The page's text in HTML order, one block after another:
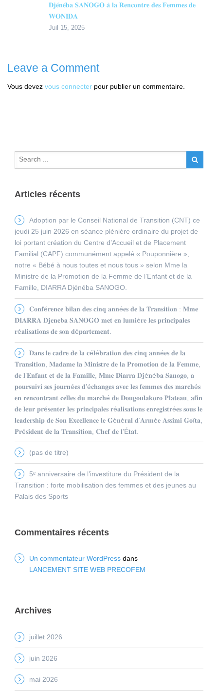
𝐃𝐣𝐞́𝐧𝐞́𝐛𝐚 𝐒𝐀𝐍𝐎𝐆𝐎 𝐚̀ 𝐥𝐚 𝐑𝐞𝐧𝐜𝐨𝐧𝐭𝐫𝐞 𝐝𝐞𝐬 𝐅𝐞𝐦𝐦𝐞𝐬 𝐝𝐞
𝐖𝐎𝐍𝐈𝐃𝐀
Juil 15, 2025
Leave a Comment
Vous devez vous connecter pour publier un commentaire.
Articles récents
Adoption par le Conseil National de Transition (CNT) ce
jeudi 25 juin 2026 en séance plénière ordinaire du projet de
loi portant création du Centre d’Accueil et de Placement
Familial (CAPF) communément appelé « Pouponnière »,
notre « Bébé à nous toutes et nous tous » selon Mme la
Ministre de la Promotion de la Femme de l’Enfant et de la
Famille, DIARRA Djénéba SANOGO.
𝐂𝐨𝐧𝐟é𝐫𝐞𝐧𝐜𝐞 𝐛𝐢𝐥𝐚𝐧 𝐝𝐞𝐬 𝐜𝐢𝐧𝐪 𝐚𝐧𝐧é𝐞𝐬 𝐝𝐞 𝐥𝐚 𝐓𝐫𝐚𝐧𝐬𝐢𝐭𝐢𝐨𝐧 : 𝐌𝐦𝐞
𝐃𝐈𝐀𝐑𝐑𝐀 𝐃𝐣𝐞𝐧𝐞𝐛𝐚 𝐒𝐀𝐍𝐎𝐆𝐎 𝐦𝐞𝐭 𝐞𝐧 𝐥𝐮𝐦𝐢è𝐫𝐞 𝐥𝐞𝐬 𝐩𝐫𝐢𝐧𝐜𝐢𝐩𝐚𝐥𝐞𝐬
𝐫é𝐚𝐥𝐢𝐬𝐚𝐭𝐢𝐨𝐧𝐬 𝐝𝐞 𝐬𝐨𝐧 𝐝é𝐩𝐚𝐫𝐭𝐞𝐦𝐞𝐧𝐭.
𝐃𝐚𝐧𝐬 𝐥𝐞 𝐜𝐚𝐝𝐫𝐞 𝐝𝐞 𝐥𝐚 𝐜é𝐥é𝐛𝐫𝐚𝐭𝐢𝐨𝐧 𝐝𝐞𝐬 𝐜𝐢𝐧𝐪 𝐚𝐧𝐧é𝐞𝐬 𝐝𝐞 𝐥𝐚
𝐓𝐫𝐚𝐧𝐬𝐢𝐭𝐢𝐨𝐧, 𝐌𝐚𝐝𝐚𝐦𝐞 𝐥𝐚 𝐌𝐢𝐧𝐢𝐬𝐭𝐫𝐞 𝐝𝐞 𝐥𝐚 𝐏𝐫𝐨𝐦𝐨𝐭𝐢𝐨𝐧 𝐝𝐞 𝐥𝐚 𝐅𝐞𝐦𝐦𝐞,
𝐝𝐞 𝐥’𝐄𝐧𝐟𝐚𝐧𝐭 𝐞𝐭 𝐝𝐞 𝐥𝐚 𝐅𝐚𝐦𝐢𝐥𝐥𝐞, 𝐌𝐦𝐞 𝐃𝐢𝐚𝐫𝐫𝐚 𝐃𝐣é𝐧é𝐛𝐚 𝐒𝐚𝐧𝐨𝐠𝐨, 𝐚
𝐩𝐨𝐮𝐫𝐬𝐮𝐢𝐯𝐢 𝐬𝐞𝐬 𝐣𝐨𝐮𝐫𝐧é𝐞𝐬 𝐝’é𝐜𝐡𝐚𝐧𝐠𝐞𝐬 𝐚𝐯𝐞𝐜 𝐥𝐞𝐬 𝐟𝐞𝐦𝐦𝐞𝐬 𝐝𝐞𝐬 𝐦𝐚𝐫𝐜𝐡é𝐬
𝐞𝐧 𝐫𝐞𝐧𝐜𝐨𝐧𝐭𝐫𝐚𝐧𝐭 𝐜𝐞𝐥𝐥𝐞𝐬 𝐝𝐮 𝐦𝐚𝐫𝐜𝐡é 𝐝𝐞 𝐃𝐨𝐮𝐠𝐨𝐮𝐥𝐚𝐤𝐨𝐫𝐨 𝐏𝐥𝐚𝐭𝐞𝐚𝐮, 𝐚𝐟𝐢𝐧
𝐝𝐞 𝐥𝐞𝐮𝐫 𝐩𝐫é𝐬𝐞𝐧𝐭𝐞𝐫 𝐥𝐞𝐬 𝐩𝐫𝐢𝐧𝐜𝐢𝐩𝐚𝐥𝐞𝐬 𝐫é𝐚𝐥𝐢𝐬𝐚𝐭𝐢𝐨𝐧𝐬 𝐞𝐧𝐫𝐞𝐠𝐢𝐬𝐭𝐫é𝐞𝐬 𝐬𝐨𝐮𝐬 𝐥𝐞
𝐥𝐞𝐚𝐝𝐞𝐫𝐬𝐡𝐢𝐩 𝐝𝐞 𝐒𝐨𝐧 𝐄𝐱𝐜𝐞𝐥𝐥𝐞𝐧𝐜𝐞 𝐥𝐞 𝐆é𝐧é𝐫𝐚𝐥 𝐝’𝐀𝐫𝐦é𝐞 𝐀𝐬𝐬𝐢𝐦𝐢 𝐆𝐨ï𝐭𝐚,
𝐏𝐫é𝐬𝐢𝐝𝐞𝐧𝐭 𝐝𝐞 𝐥𝐚 𝐓𝐫𝐚𝐧𝐬𝐢𝐭𝐢𝐨𝐧, 𝐂𝐡𝐞𝐟 𝐝𝐞 𝐥’É𝐭𝐚𝐭.
(pas de titre)
5ᵉ anniversaire de l’investiture du Président de la
Transition : forte mobilisation des femmes et des jeunes au
Palais des Sports
Commentaires récents
Un commentateur WordPress dans
LANCEMENT SITE WEB PRECOFEM
Archives
juillet 2026
juin 2026
mai 2026